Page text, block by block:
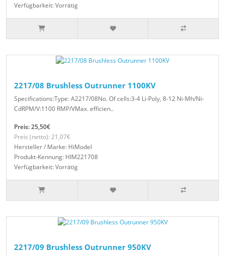
Verfügbarkeit: Vorrätig
2217/08 Brushless Outrunner 1100KV
Specifications:Type: A2217/08No. Of cells:3-4 Li-Poly, 8-12 Ni-Mh/Ni-
CdRPM/V:1100 RMP/VMax. efficien..
Preis: 25,50€
Preis (netto): 21,07€
Hersteller / Marke: HiModel
Produkt-Kennung: HIM221708
Verfügbarkeit: Vorrätig
2217/09 Brushless Outrunner 950KV